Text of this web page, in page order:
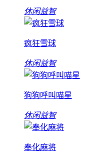
休闲益智
疯狂雪球
休闲益智
狗狗呼叫喵星
休闲益智
奉化麻将